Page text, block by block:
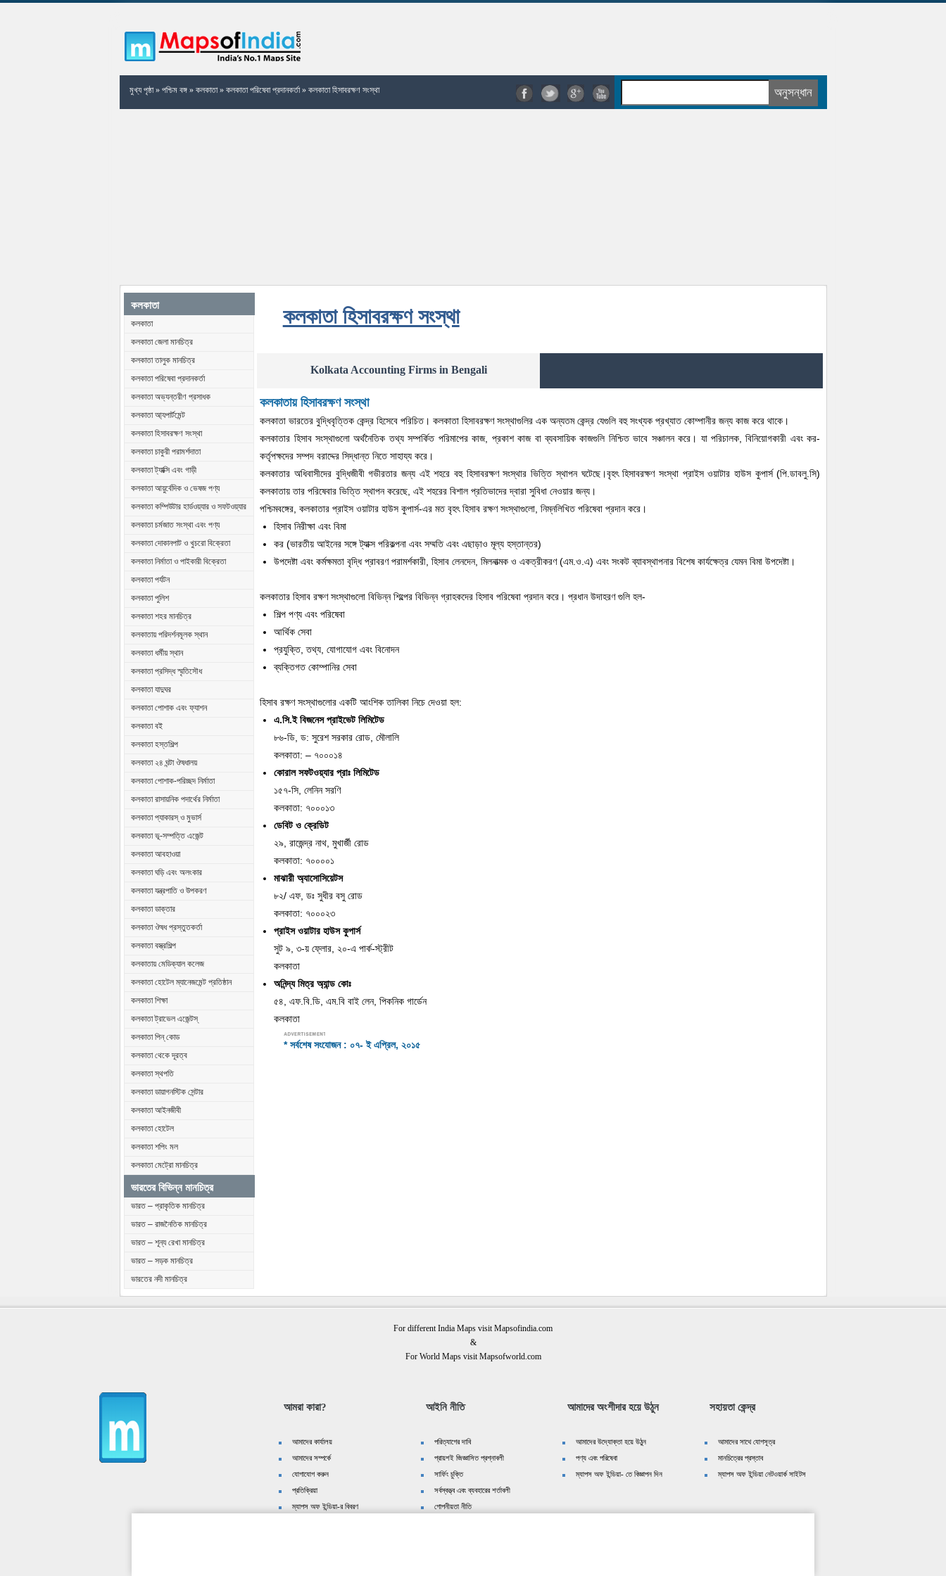
মুখ্য পৃষ্ঠা» পশ্চিম বঙ্গ» কলকাতা» কলকাতা পরিষেবা প্রদানকর্তা» কলকাতা হিসাবরক্ষণ সংস্থা
কলকাতা
কলকাতা
কলকাতা জেলা মানচিত্র
কলকাতা তালুক মানচিত্র
কলকাতা পরিষেবা প্রদানকর্তা
কলকাতা অভ্যন্তরীণ প্রসাধক
কলকাতা আ্যপার্টমেন্ট
কলকাতা হিসাবরক্ষণ সংস্থা
কলকাতা চাকুরী পরামর্শদাতা
কলকাতা ট্যাক্সি এবং গাড়ী
কলকাতা আয়ুর্বেদিক ও ভেষজ পণ্য
কলকাতা কম্পিউটার হার্ডওয়্যার ও সফটওয়্যার
কলকাতা চর্মজাত সংস্থা এবং পণ্য
কলকাতা দোকানপাট ও খুচরো বিক্রেতা
কলকাতা নির্মাতা ও পাইকারী বিক্রেতা
কলকাতা পর্যটন
কলকাতা পুলিশ
কলকাতা শহর মানচিত্র
কলকাতায় পরিদর্শনমূলক স্থান
কলকাতা ধর্মীয় স্থান
কলকাতা প্রসিদ্ধ স্মৃতিসৌধ
কলকাতা যাদুঘর
কলকাতা পোশাক এবং ফ্যাশন
কলকাতা বই
কলকাতা হস্তশিল্প
কলকাতা ২৪ ঘন্টা ঔষধালয়
কলকাতা পোশাক-পরিচ্ছদ নির্মাতা
কলকাতা রাসায়নিক পদার্থের নির্মাতা
কলকাতা প্যাকারস্ ও মুভার্স
কলকাতা ভূ-সম্পত্তি এজেন্ট
কলকাতা আবহাওয়া
কলকাতা ঘড়ি এবং অলংকার
কলকাতা যন্ত্রপাতি ও উপকরণ
কলকাতা ডাক্তার
কলকাতা ঔষধ প্রস্তুতকর্তা
কলকাতা বস্ত্রশিল্প
কলকাতায় মেডিক্যাল কলেজ
কলকাতা হোটেল ম্যানেজমেন্ট প্রতিষ্ঠান
কলকাতা শিক্ষা
কলকাতা ট্রাভেল এজেন্টস্
কলকাতা পিন্ কোড
কলকাতা থেকে দূরত্ব
কলকাতা স্থপতি
কলকাতা ডায়াগনস্টিক সেন্টার
কলকাতা আইনজীবী
কলকাতা হোটেল
কলকাতা শপিং মল
কলকাতা মেট্রো মানচিত্র
ভারতের বিভিন্ন মানচিত্র
ভারত – প্রাকৃতিক মানচিত্র
ভারত – রাজনৈতিক মানচিত্র
ভারত – শূন্য রেখা মানচিত্র
ভারত – সড়ক মানচিত্র
ভারতের নদী মানচিত্র
কলকাতা হিসাবরক্ষণ সংস্থা
Kolkata Accounting Firms in Bengali
কলকাতায় হিসাবরক্ষণ সংস্থা
কলকাতা ভারতের বুদ্ধিবৃত্তিক কেন্দ্র হিসেবে পরিচিত। কলকাতা হিসাবরক্ষণ সংস্থাগুলির এক অন্যতম কেন্দ্র যেগুলি বহু সংখ্যক প্রখ্যাত কোম্পানীর জন্য কাজ করে থাকে।
কলকাতার হিসাব সংস্থাগুলো অর্থনৈতিক তথ্য সম্পর্কিত পরিমাপের কাজ, প্রকাশ কাজ বা ব্যবসায়িক কাজগুলি নিশ্চিত ভাবে সঞ্চালন করে। যা পরিচালক, বিনিয়োগকারী এবং কর-
কর্তৃপক্ষদের সম্পদ বরাদ্দের সিদ্ধান্ত নিতে সাহায্য করে।
কলকাতার অধিবাসীদের বুদ্ধিজীবী গভীরতার জন্য এই শহরে বহু হিসাবরক্ষণ সংস্থার ভিত্তি স্থাপন ঘটেছে।বৃহৎ হিসাবরক্ষণ সংস্থা প্রাইস ওয়াটার হাউস কুপার্স (পি.ডাবলু.সি)
কলকাতায় তার পরিষেবার ভিত্তি স্থাপন করেছে, এই শহরের বিশাল প্রতিভাদের দ্বারা সুবিধা নেওয়ার জন্য।
পশ্চিমবঙ্গের, কলকাতার প্রাইস ওয়াটার হাউস কুপার্স-এর মত বৃহৎ হিসাব রক্ষণ সংস্থাগুলো, নিম্নলিখিত পরিষেবা প্রদান করে।
হিসাব নিরীক্ষা এবং বিমা
কর (ভারতীয় আইনের সঙ্গে ট্যাক্স পরিকল্পনা এবং সম্মতি এবং এছাড়াও মূল্য হস্তান্তর)
উপদেষ্টা এবং কর্মক্ষমতা বৃদ্ধি প্রাবরণ পরামর্শকারী, হিসাব লেনদেন, মিলনাত্মক ও একত্রীকরণ (এম.ও.এ) এবং সংকট ব্যাবস্থাপনার বিশেষ কার্যক্ষেত্র যেমন বিমা উপদেষ্টা।
কলকাতার হিসাব রক্ষণ সংস্থাগুলো বিভিন্ন শিল্পের বিভিন্ন গ্রাহকদের হিসাব পরিষেবা প্রদান করে। প্রধান উদাহরণ গুলি হল-
শিল্প পণ্য এবং পরিষেবা
আর্থিক সেবা
প্রযুক্তি, তথ্য, যোগাযোগ এবং বিনোদন
ব্যক্তিগত কোম্পানির সেবা
হিসাব রক্ষণ সংস্থাগুলোর একটি আংশিক তালিকা নিচে দেওয়া হল:
এ.সি.ই বিজনেস প্রাইভেট লিমিটেড
৮৬-ডি, ড: সুরেশ সরকার রোড, মৌলালি
কলকাতা: – ৭০০০১৪
কোরাল সফটওয়্যার প্রাঃ লিমিটেড
১৫৭-সি, লেনিন সরণি
কলকাতা: ৭০০০১৩
ডেবিট ও ক্রেডিট
২৯, রাজেন্দ্র নাথ, মুখার্জী রোড
কলকাতা: ৭০০০০১
মাঝারী অ্যাসোসিয়েটস
৮২/ এফ, ডঃ সুধীর বসু রোড
কলকাতা: ৭০০০২৩
প্রাইস ওয়াটার হাউস কুপার্স
সুট ৯, ৩-য় ফ্লোর, ২০-এ পার্ক-স্ট্রীট
কলকাতা
অনিন্দ্য মিত্র অ্যান্ড কোঃ
৫৪, এফ.বি.ডি, এম.বি বাই লেন, পিকনিক গার্ডেন
কলকাতা
* সর্বশেষ সংযোজন : ০৭- ই এপ্রিল, ২০১৫
For different India Maps visit Mapsofindia.com
&
For World Maps visit Mapsofworld.com
আমরা কারা?
আমাদের কার্যালয়
আমাদের সম্পর্কে
যোগাযোগ করুন
প্রতিক্রিয়া
ম্যাপস অফ ইন্ডিয়া-র বিবরণ
আইনি নীতি
পরিত্যাগের দাবি
প্রায়শই জিজ্ঞাসিত প্রশ্নাবলী
সার্ফিং চুক্তি
সর্বস্বত্ত্ব এবং ব্যবহারের শর্তাবলী
গোপনীয়তা নীতি
আমাদের অংশীদার হয়ে উঠুন
আমাদের উদ্যোক্তা হয়ে উঠুন
পণ্য এবং পরিষেবা
ম্যাপস অফ ইন্ডিয়া- তে বিজ্ঞাপন দিন
সহায়তা কেন্দ্র
আমাদের সাথে যোগসূত্র
মানচিত্রের প্রস্তাব
ম্যাপস অফ ইন্ডিয়া নেটওয়ার্ক সাইটস